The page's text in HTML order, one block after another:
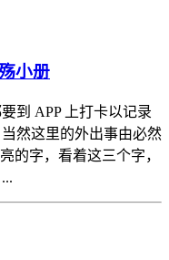
小册
到 APP 上打卡以记录
然这里的外出事由必然
的字，看着这三个字，